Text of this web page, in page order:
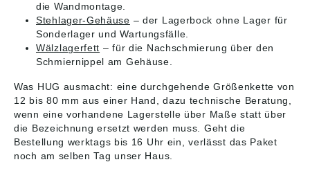
die Wandmontage.
Stehlager-Gehäuse – der Lagerbock ohne Lager für
Sonderlager und Wartungsfälle.
Wälzlagerfett – für die Nachschmierung über den
Schmiernippel am Gehäuse.
Was HUG ausmacht: eine durchgehende Größenkette von
12 bis 80 mm aus einer Hand, dazu technische Beratung,
wenn eine vorhandene Lagerstelle über Maße statt über
die Bezeichnung ersetzt werden muss. Geht die
Bestellung werktags bis 16 Uhr ein, verlässt das Paket
noch am selben Tag unser Haus.